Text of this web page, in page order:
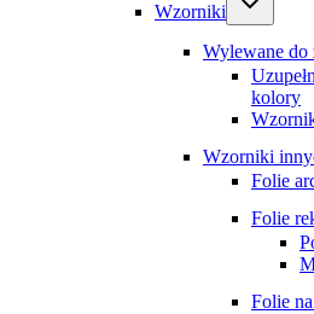
Wzorniki
Wylewane do
kolory
Wzorniki
Folie
Folie
Folie